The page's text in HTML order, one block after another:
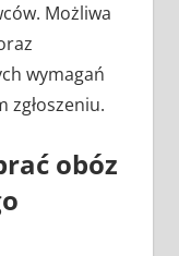
Możliwa
wymagań
zgłoszeniu.
obóz